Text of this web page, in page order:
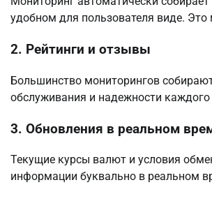
удобном для пользователя виде.
2. Рейтинги и отзывы
Большинство мониторингов
обслуживания и надежности каждого
3. Обновления в реальном
Текущие курсы валют и условия
информации буквально в реальном